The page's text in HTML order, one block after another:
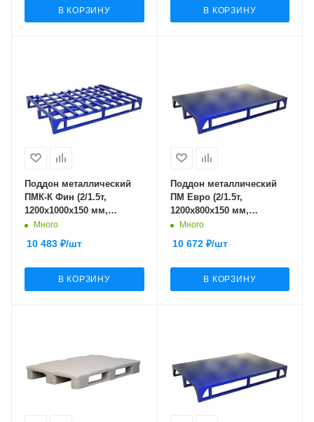
В КОРЗИНУ В КОРЗИНУ
Поддон металлический
ПМК-К Фин (2/1.5т,
1200x1000x150 мм,
каркасный, окрашенный)
Много
10 483 ₽/шт
В КОРЗИНУ
Поддон металлический
ПМ Евро (2/1.5т,
1200x800x150 мм,
окрашенный)
Много
10 672₽/шт
В КОРЗИНУ